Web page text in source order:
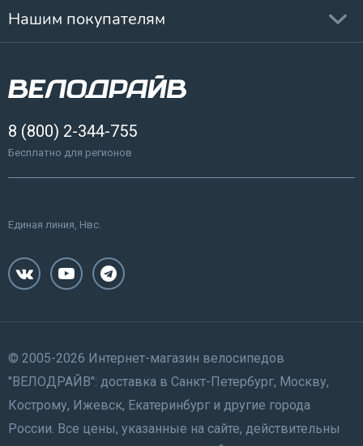
Нашим покупателям
8 (800) 2-344-755
Бесплатно для регионов
Единая линия, Нвс.
© 2005-2026 Интернет-магазин велосипедов
"ВЕЛОДРАЙВ": доставка в Санкт-Петербург, Москву,
Кострому, Ижевск, Екатеринбург и другие города
России. Все цены, указанные на сайте, действительны